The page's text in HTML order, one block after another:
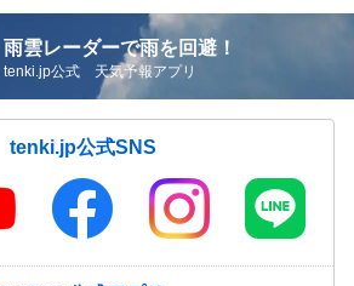
雨雲レーダーで雨を回避！
tenki.jp公式 天気予報アプリ
tenki.jp公式SNS